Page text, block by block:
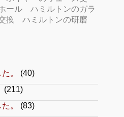
ール
ハミルトンのガラ
換
ハミルトンの研磨
。
(40)
(211)
。
(83)